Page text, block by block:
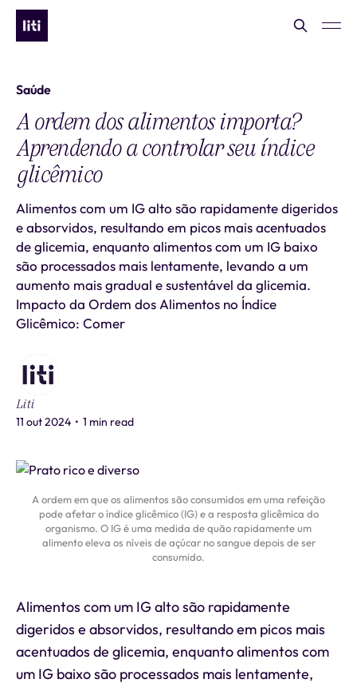
Saúde
A ordem dos alimentos importa?
Aprendendo a controlar seu índice
glicêmico
Alimentos com um IG alto são rapidamente digeridos
e absorvidos, resultando em picos mais acentuados
de glicemia, enquanto alimentos com um IG baixo
são processados mais lentamente, levando a um
aumento mais gradual e sustentável da glicemia.
Impacto da Ordem dos Alimentos no Índice
Glicêmico: Comer
Liti
11 out 2024 • 1 min read
A ordem em que os alimentos são consumidos em uma refeição
pode afetar o índice glicêmico (IG) e a resposta glicêmica do
organismo. O IG é uma medida de quão rapidamente um
alimento eleva os níveis de açúcar no sangue depois de ser
consumido.
Alimentos com um IG alto são rapidamente
digeridos e absorvidos, resultando em picos mais
acentuados de glicemia, enquanto alimentos com
um IG baixo são processados mais lentamente,